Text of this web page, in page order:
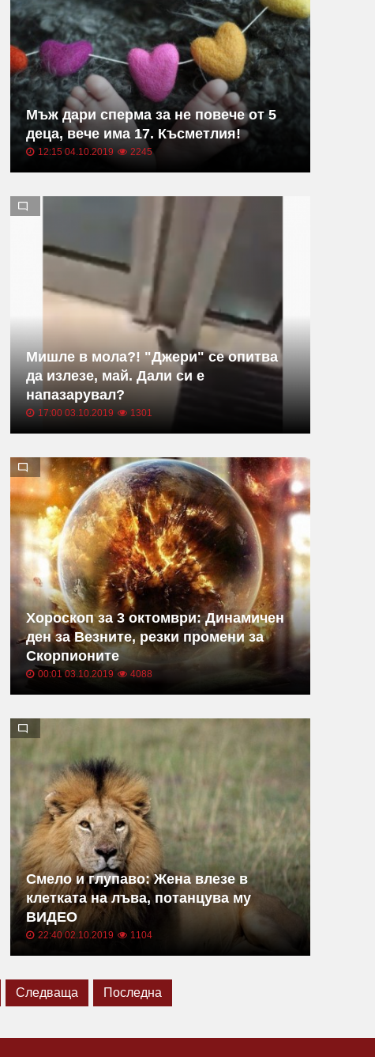
Мъж дари сперма за не повече от 5
деца, вече има 17. Късметлия!
12:15 04.10.2019 2245
Мишле в мола?! "Джери" се опитва
да излезе, май. Дали си е
напазарувал?
17:00 03.10.2019 1301
Хороскоп за 3 октомври: Динамичен
ден за Везните, резки промени за
Скорпионите
00:01 03.10.2019 4088
Смело и глупаво: Жена влезе в
клетката на лъва, потанцува му
ВИДЕО
22:40 02.10.2019 1104
Следваща Последна